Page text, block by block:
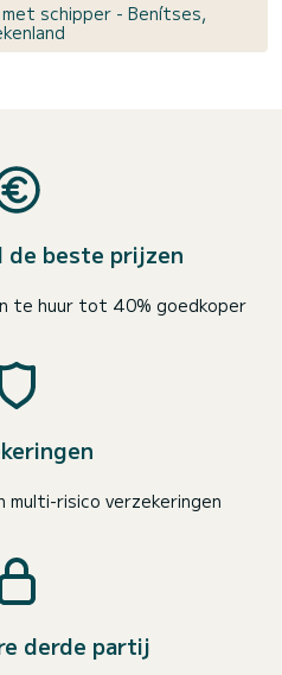
schipper - Benítses,
de beste prijzen
te huur tot 40% goedkoper
risico verzekeringen
derde partij